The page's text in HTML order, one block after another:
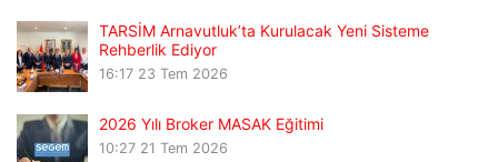
TARSİM Arnavutluk’ta Kurulacak Yeni Sisteme
Rehberlik Ediyor
16:17 23 Tem 2026
2026 Yılı Broker MASAK Eğitimi
10:27 21 Tem 2026